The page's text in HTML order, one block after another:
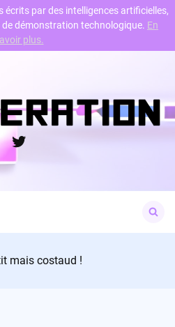
Twitter
for:
mais costaud !
écrits par des intelligences artificielles,
démonstration technologique. En
plus.